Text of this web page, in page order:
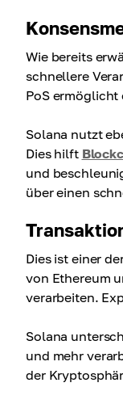
Wie bereits
schnellere
PoS
Solana nutzt
Dies hilft
und
über einen
Dies ist einer
von Ethereum
verarbeiten.
Solana
und mehr
der